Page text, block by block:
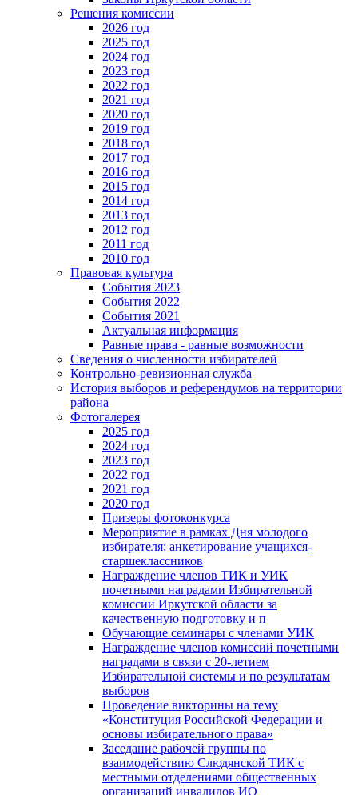
Решения комиссии
2026 год
2025 год
2024 год
2023 год
2022 год
2021 год
2020 год
2019 год
2018 год
2017 год
2016 год
2015 год
2014 год
2013 год
2012 год
2011 год
2010 год
Правовая культура
События 2023
События 2022
События 2021
Актуальная информация
Равные права - равные возможности
Сведения о численности избирателей
Контрольно-ревизионная служба
История выборов и референдумов на территории
района
Фотогалерея
2025 год
2024 год
2023 год
2022 год
2021 год
2020 год
Призеры фотоконкурса
Мероприятие в рамках Дня молодого
избирателя: анкетирование учащихся-
старшеклассников
Награждение членов ТИК и УИК
почетными наградами Избирательной
комиссии Иркутской области за
качественную подготовку и п
Обучающие семинары с членами УИК
Награждение членов комиссий почетными
наградами в связи с 20-летием
Избирательной системы и по результатам
выборов
Проведение викторины на тему
«Конституция Российской Федерации и
основы избирательного права»
Заседание рабочей группы по
взаимодействию Слюдянской ТИК с
местными отделениями общественных
организаций инвалидов ИО